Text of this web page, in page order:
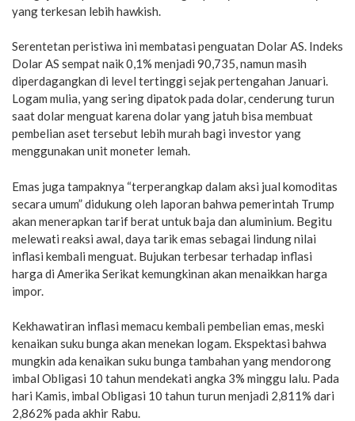
yang terkesan lebih hawkish.
Serentetan peristiwa ini membatasi penguatan Dolar AS. Indeks
Dolar AS sempat naik 0,1% menjadi 90,735, namun masih
diperdagangkan di level tertinggi sejak pertengahan Januari.
Logam mulia, yang sering dipatok pada dolar, cenderung turun
saat dolar menguat karena dolar yang jatuh bisa membuat
pembelian aset tersebut lebih murah bagi investor yang
menggunakan unit moneter lemah.
Emas juga tampaknya “terperangkap dalam aksi jual komoditas
secara umum” didukung oleh laporan bahwa pemerintah Trump
akan menerapkan tarif berat untuk baja dan aluminium. Begitu
melewati reaksi awal, daya tarik emas sebagai lindung nilai
inflasi kembali menguat. Bujukan terbesar terhadap inflasi
harga di Amerika Serikat kemungkinan akan menaikkan harga
impor.
Kekhawatiran inflasi memacu kembali pembelian emas, meski
kenaikan suku bunga akan menekan logam. Ekspektasi bahwa
mungkin ada kenaikan suku bunga tambahan yang mendorong
imbal Obligasi 10 tahun mendekati angka 3% minggu lalu. Pada
hari Kamis, imbal Obligasi 10 tahun turun menjadi 2,811% dari
2,862% pada akhir Rabu.